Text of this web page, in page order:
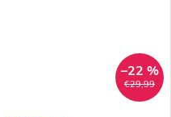
€29,99
–22 %